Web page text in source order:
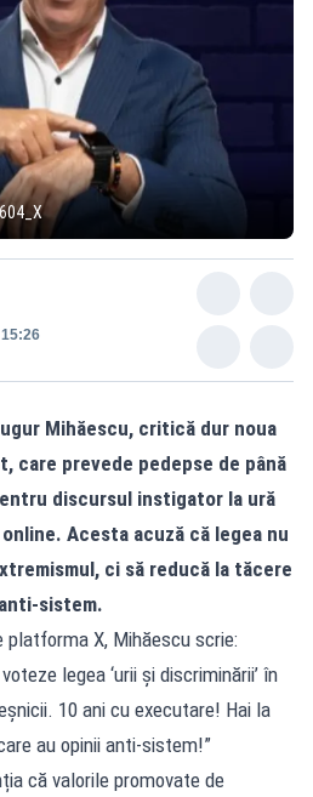
Mihăescu, critică dur noua
care prevede pedepse de până
discursul instigator la ură
Acesta acuză că legea nu
ci să reducă la tăcere
sistem.
X, Mihăescu scrie:
legea ‘urii și discriminării’ în
10 ani cu executare! Hai la
au opinii anti-sistem!”
că valorile promovate de